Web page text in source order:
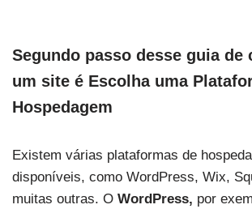
Segundo passo desse guia de
um site é Escolha uma
Hospedagem
Existem várias plataformas de
disponíveis, como WordPress, Wix,
muitas outras. O WordPress, por